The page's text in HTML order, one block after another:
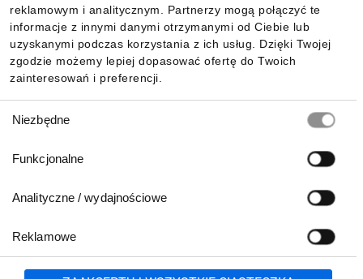
reklamowym i analitycznym. Partnerzy mogą połączyć te
informacje z innymi danymi otrzymanymi od Ciebie lub
uzyskanymi podczas korzystania z ich usług. Dzięki Twojej
zgodzie możemy lepiej dopasować ofertę do Twoich
zainteresowań i preferencji.
zgody
Niezbędne
Funkcjonalne
Analityczne / wydajnościowe
Reklamowe
Pobierz naszą aplikację mobilną:
801 500 700 lub 71 37 61 600